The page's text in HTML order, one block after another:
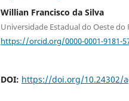
Willian Francisco da Silva
Universidade Estadual do Oeste do
https://orcid.org/0000-0001-9181-
DOI: https://doi.org/10.24302/